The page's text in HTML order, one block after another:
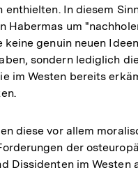
enthielten. In diesem
Habermas um
keine genuin neuen Ideen
sondern lediglich die
im Westen bereits
diese vor allem
der
Dissidenten im Westen